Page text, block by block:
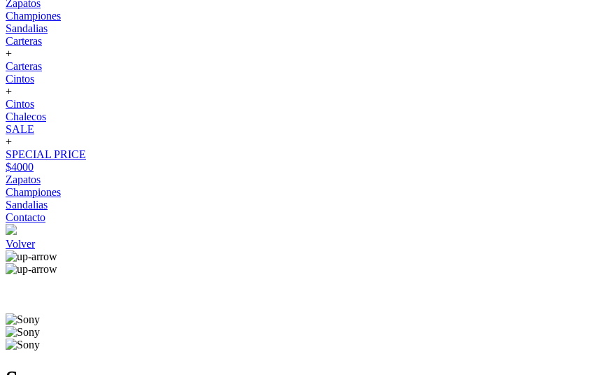
Zapatos
Championes
Sandalias
Carteras
+
Carteras
Cintos
+
Cintos
Chalecos
SALE
+
SPECIAL PRICE
$4000
Zapatos
Championes
Sandalias
Contacto
Volver